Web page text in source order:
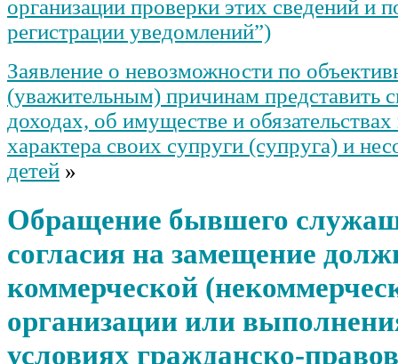
организации проверки этих сведений и
регистрации уведомлений”)
Заявление о невозможности по
(уважительным) причинам представить
доходах, об имуществе и
характера своих супруги (супруга) и
детей »
Обращение бывшего
согласия на замещение
коммерческой
организации или
условиях гражданско-